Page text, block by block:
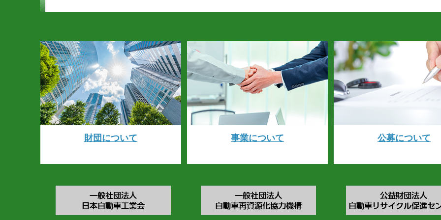
財団について 事業について 公募について